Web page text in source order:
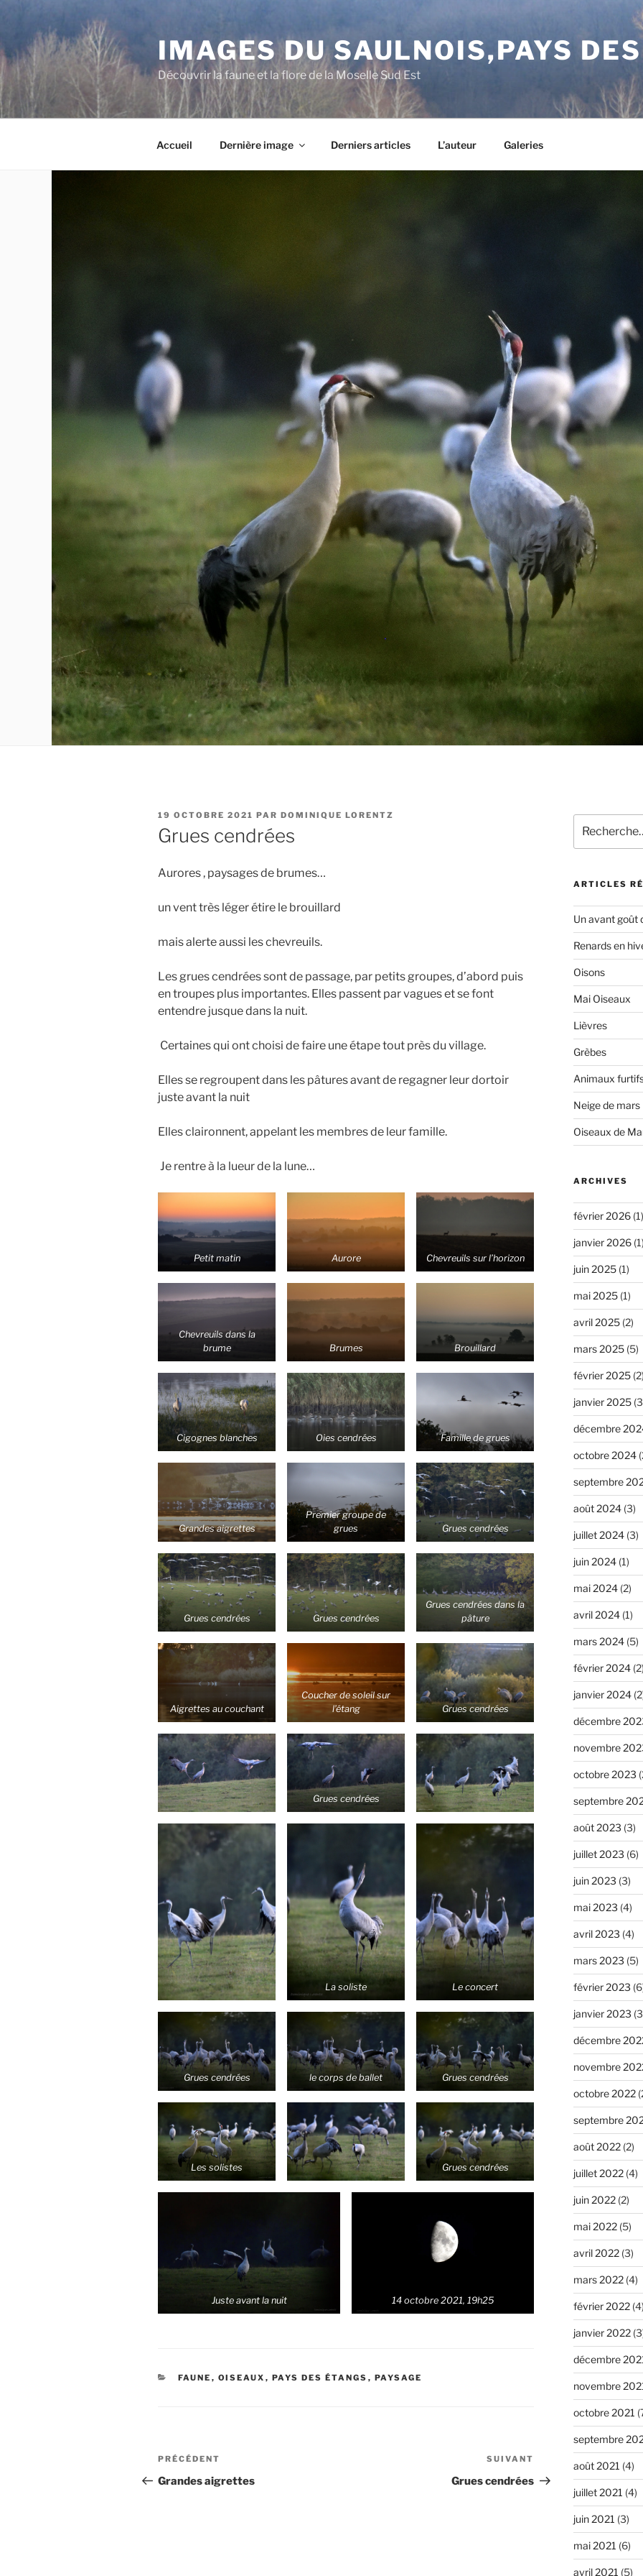
contenu
principal
IMAGES DU SAULNOIS,PAYS
Découvrir la faune et la flore de la Moselle Sud Est
Accueil Dernière image Derniers articles L’auteur Galeries
PUBLIÉ
LE
19 OCTOBRE 2021 PAR DOMINIQUE LORENTZ
Grues cendrées
Aurores , paysages de brumes…
un vent très léger étire le brouillard
mais alerte aussi les chevreuils.
Les grues cendrées sont de passage, par petits groupes, d’abord puis
en troupes plus importantes. Elles passent par vagues et se font
entendre jusque dans la nuit.
Certaines qui ont choisi de faire une étape tout près du village.
Elles se regroupent dans les pâtures avant de regagner leur dortoir
juste avant la nuit
Elles claironnent, appelant les membres de leur famille.
Je rentre à la lueur de la lune…
Petit matin Aurore Chevreuils sur l’horizon
Chevreuils dans la
brume
Brumes Brouillard
Cigognes blanches Oies cendrées Famille de grues
Grandes aigrettes
Premier groupe de
grues
Grues cendrées
Grues cendrées Grues cendrées
Grues cendrées dans la
pâture
Aigrettes au couchant
Coucher de soleil sur
l’étang
Grues cendrées
Grues cendrées
La soliste Le concert
Grues cendrées le corps de ballet Grues cendrées
Les solistes Grues cendrées
Juste avant la nuit 14 octobre 2021, 19h25
CATÉGORIES
FAUNE , OISEAUX , PAYS DES ÉTANGS , PAYSAGE
Navigation
de
Article
précédent
PRÉCÉDENT
Grandes aigrettes
suivant
SUIVANT
Grues cendrées
pour
:
ARTICLES
Un avant goût
Renards en
Oisons
Mai Oiseaux
Lièvres
Grèbes
Animaux
Neige de mars
Oiseaux de
ARCHIVES
février 2026(1)
janvier 2026(1)
juin 2025(1)
mai 2025(1)
avril 2025(2)
mars 2025(5)
février 2025(2)
janvier 2025
décembre
octobre 2024
septembre
août 2024(3)
juillet 2024(3)
juin 2024(1)
mai 2024(2)
avril 2024(1)
mars 2024(5)
février 2024(2)
janvier 2024
décembre
novembre
octobre 2023
septembre
août 2023 (3)
juillet 2023 (6)
juin 2023 (3)
mai 2023 (4)
avril 2023 (4)
mars 2023 (5)
février 2023
janvier 2023
décembre
novembre
octobre 2022
septembre
août 2022(2)
juillet 2022(4)
juin 2022(2)
mai 2022(5)
avril 2022(3)
mars 2022(4)
février 2022(4)
janvier 2022
décembre
novembre
octobre 2021
septembre
août 2021 (4)
juillet 2021 (4)
juin 2021 (3)
mai 2021 (6)
avril 2021 (5)